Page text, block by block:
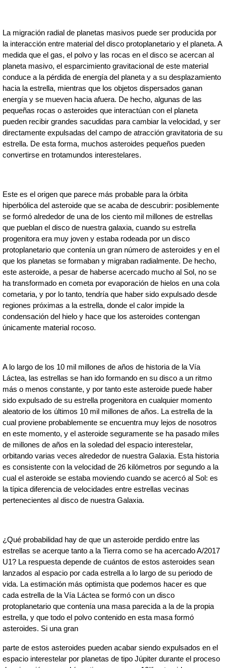
La migración radial de planetas masivos puede ser producida por
la interacción entre material del disco protoplanetario y el planeta. A
medida que el gas, el polvo y las rocas en el disco se acercan al
planeta masivo, el esparcimiento gravitacional de este material
conduce a la pérdida de energía del planeta y a su desplazamiento
hacia la estrella, mientras que los objetos dispersados ganan
energía y se mueven hacia afuera. De hecho, algunas de las
pequeñas rocas o asteroides que interactúan con el planeta
pueden recibir grandes sacudidas para cambiar la velocidad, y ser
directamente expulsadas del campo de atracción gravitatoria de su
estrella. De esta forma, muchos asteroides pequeños pueden
convertirse en trotamundos interestelares.
Este es el origen que parece más probable para la órbita
hiperbólica del asteroide que se acaba de descubrir: posiblemente
se formó alrededor de una de los ciento mil millones de estrellas
que pueblan el disco de nuestra galaxia, cuando su estrella
progenitora era muy joven y estaba rodeada por un disco
protoplanetario que contenía un gran número de asteroides y en el
que los planetas se formaban y migraban radialmente. De hecho,
este asteroide, a pesar de haberse acercado mucho al Sol, no se
ha transformado en cometa por evaporación de hielos en una cola
cometaria, y por lo tanto, tendría que haber sido expulsado desde
regiones próximas a la estrella, donde el calor impide la
condensación del hielo y hace que los asteroides contengan
únicamente material rocoso.
A lo largo de los 10 mil millones de años de historia de la Vía
Láctea, las estrellas se han ido formando en su disco a un ritmo
más o menos constante, y por tanto este asteroide puede haber
sido expulsado de su estrella progenitora en cualquier momento
aleatorio de los últimos 10 mil millones de años. La estrella de la
cual proviene probablemente se encuentra muy lejos de nosotros
en este momento, y el asteroide seguramente se ha pasado miles
de millones de años en la soledad del espacio interestelar,
orbitando varias veces alrededor de nuestra Galaxia. Esta historia
es consistente con la velocidad de 26 kilómetros por segundo a la
cual el asteroide se estaba moviendo cuando se acercó al Sol: es
la típica diferencia de velocidades entre estrellas vecinas
pertenecientes al disco de nuestra Galaxia.
¿Qué probabilidad hay de que un asteroide perdido entre las
estrellas se acerque tanto a la Tierra como se ha acercado A/2017
U1? La respuesta depende de cuántos de estos asteroides sean
lanzados al espacio por cada estrella a lo largo de su periodo de
vida. La estimación más optimista que podemos hacer es que
cada estrella de la Vía Láctea se formó con un disco
protoplanetario que contenía una masa parecida a la de la propia
estrella, y que todo el polvo contenido en esta masa formó
asteroides. Si una gran
parte de estos asteroides pueden acabar siendo expulsados en el
espacio interestelar por planetas de tipo Júpiter durante el proceso